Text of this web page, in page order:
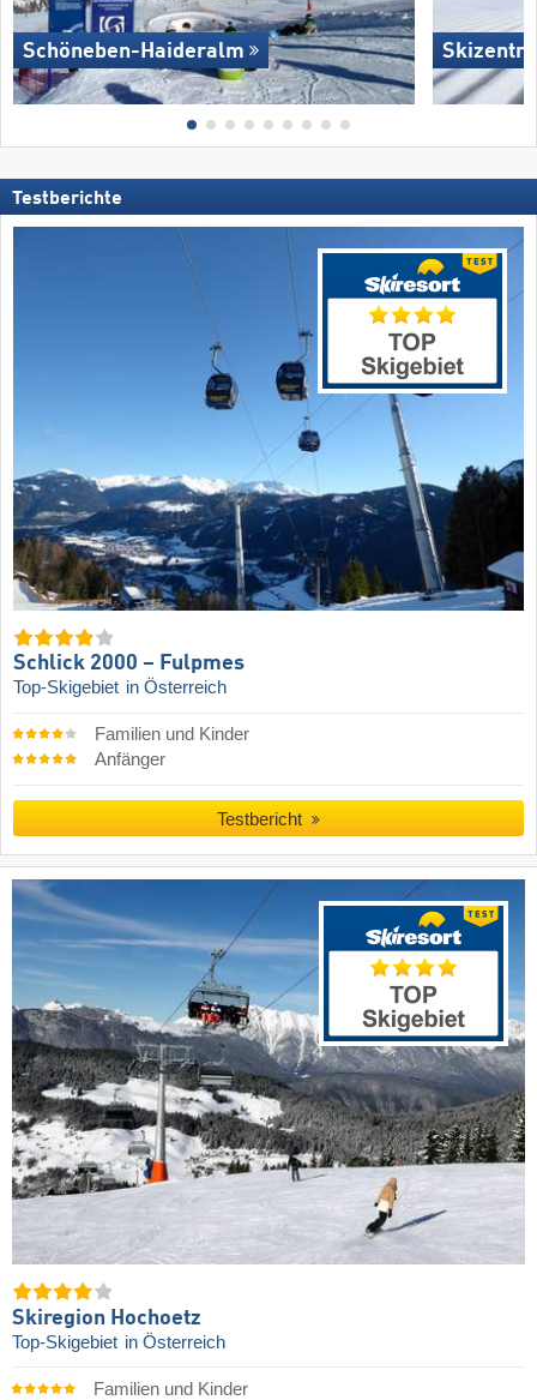
Schöneben-Haideralm
Testberichte
Schlick 2000 – Fulpmes
Top-Skigebiet in Österreich
Familien und Kinder
Anfänger
Testbericht
Skiregion Hochoetz
Top-Skigebiet in Österreich
Familien und Kinder